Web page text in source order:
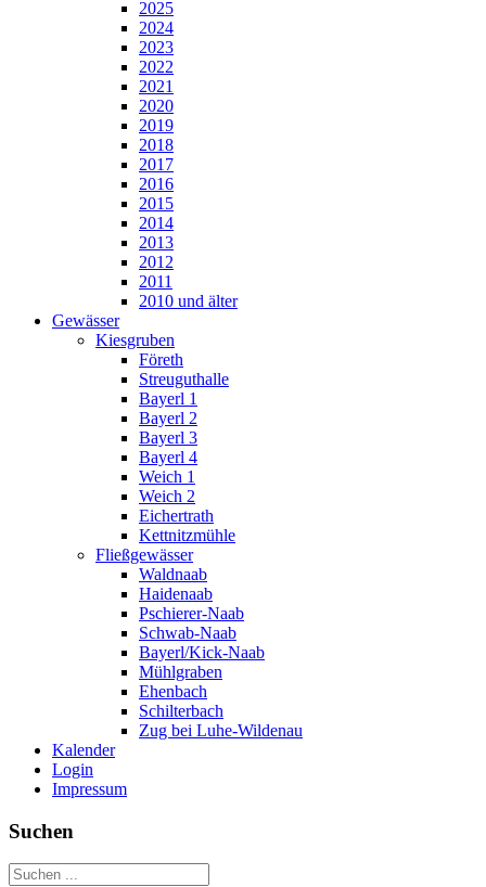
2025
2024
2023
2022
2021
2020
2019
2018
2017
2016
2015
2014
2013
2012
2011
2010 und älter
Gewässer
Kiesgruben
Företh
Streuguthalle
Bayerl 1
Bayerl 2
Bayerl 3
Bayerl 4
Weich 1
Weich 2
Eichertrath
Kettnitzmühle
Fließgewässer
Waldnaab
Haidenaab
Pschierer-Naab
Schwab-Naab
Bayerl/Kick-Naab
Mühlgraben
Ehenbach
Schilterbach
Zug bei Luhe-Wildenau
Kalender
Login
Impressum
Suchen